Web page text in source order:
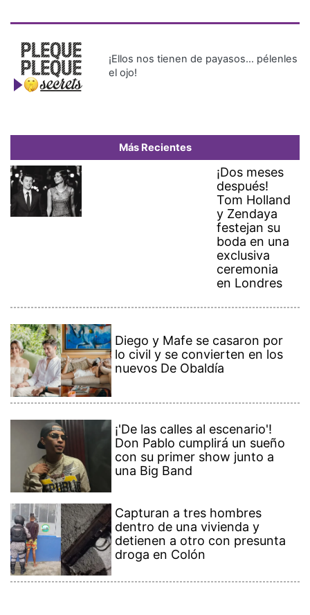
¡Ellos nos tienen de payasos… pélenles
el ojo!
Más Recientes
¡Dos meses
después!
Tom Holland
y Zendaya
festejan su
boda en una
exclusiva
ceremonia
en Londres
Diego y Mafe se casaron por
lo civil y se convierten en los
nuevos De Obaldía
¡'De las calles al escenario'!
Don Pablo cumplirá un sueño
con su primer show junto a
una Big Band
Capturan a tres hombres
dentro de una vivienda y
detienen a otro con presunta
droga en Colón